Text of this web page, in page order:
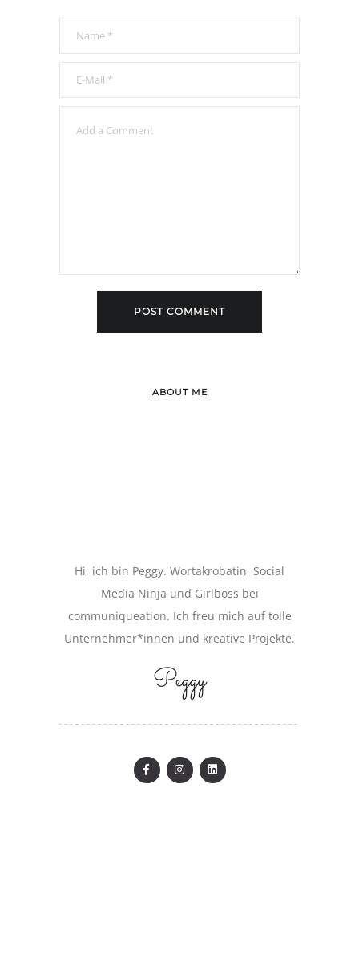
ABOUT ME
Hi, ich bin Peggy. Wortakrobatin, Social
Media Ninja und Girlboss bei
communiqueation. Ich freu mich auf tolle
Unternehmer*innen und kreative Projekte.
Peggy